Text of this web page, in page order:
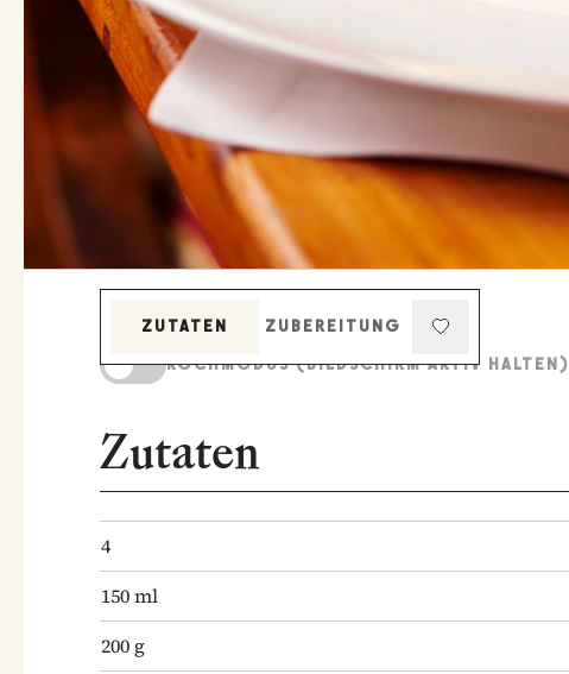
ZUTATEN
ZUBEREITUNG
KOCHMODUS (BILDSCHIRM AKTIV HALTEN)
Zutaten
4
150ml
200 g